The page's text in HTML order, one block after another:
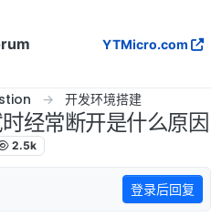
YTMicro.com
开发环境搭建
经常断开是什么原因
2.5k
登录后回复